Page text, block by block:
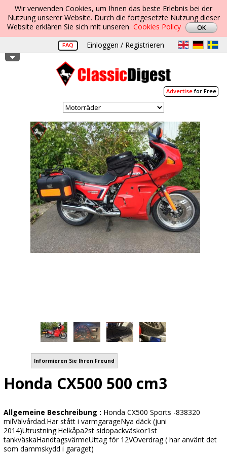
Wir verwenden Cookies, um Ihnen das beste Erlebnis bei der
Nutzung unserer Website. Durch die fortgesetzte Nutzung dieser
Website erklären Sie sich mit unseren Cookies Policy
FAQ Einloggen / Registrieren
Advertisefor Free
Informieren Sie Ihren Freund
Honda CX500 500 cm3
Allgemeine Beschreibung : Honda CX500 Sports -838320
milVälvårdad.Har stått i varmgarageNya däck (juni
2014)Utrustning:Helkåpa2st sidopackväskor1st
tankväskaHandtagsvärmeUttag för 12VÖverdrag ( har använt det
som dammskydd i garaget)